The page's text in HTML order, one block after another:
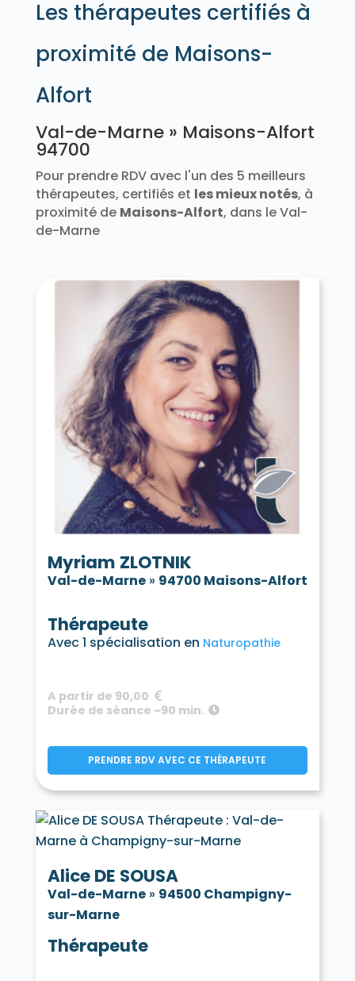
Les thérapeutes certifiés à
proximité de Maisons-
Alfort
Val-de-Marne » Maisons-Alfort
94700
Pour prendre RDV avec l'un des 5 meilleurs
thérapeutes, certifiés et les mieux notés, à
proximité de Maisons-Alfort, dans le Val-
de-Marne
Myriam ZLOTNIK
Val-de-Marne» 94700 Maisons-Alfort
Thérapeute
Avec 1 spécialisation en Naturopathie
A partir de 90,00
Durée de séance ~90 min.
PRENDRE RDV AVEC CE THÉRAPEUTE
Alice DE SOUSA
Val-de-Marne» 94500 Champigny-
sur-Marne
Thérapeute